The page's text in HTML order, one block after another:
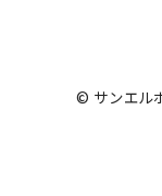
© サンエル